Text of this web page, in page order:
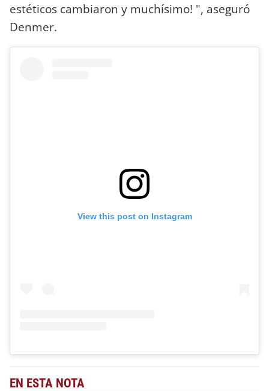
estéticos cambiaron y muchísimo! ", aseguró
Denmer.
View this post on Instagram
EN ESTA NOTA